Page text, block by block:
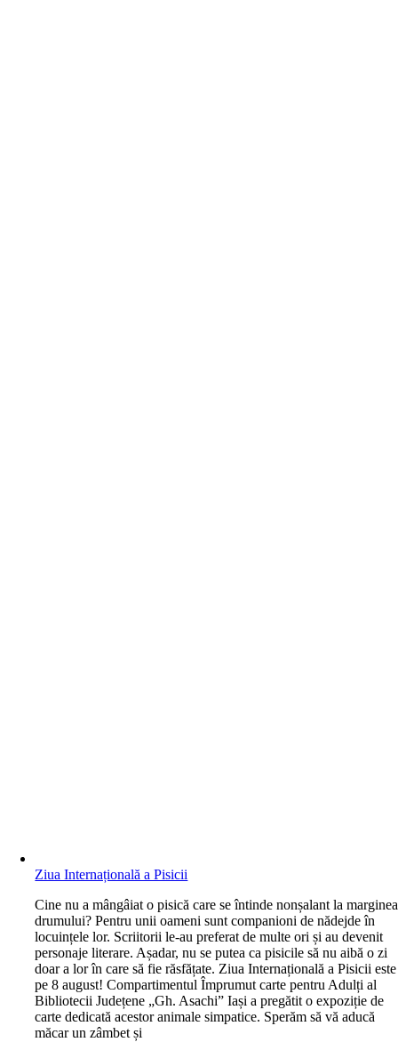
Ziua Internațională a Pisicii
Cine nu a mângâiat o pisică care se întinde nonșalant la marginea
drumului? Pentru unii oameni sunt companioni de nădejde în
locuințele lor. Scriitorii le-au preferat de multe ori și au devenit
personaje literare. Așadar, nu se putea ca pisicile să nu aibă o zi
doar a lor în care să fie răsfățate. Ziua Internațională a Pisicii este
pe 8 august! Compartimentul Împrumut carte pentru Adulți al
Bibliotecii Județene „Gh. Asachi” Iași a pregătit o expoziție de
carte dedicată acestor animale simpatice. Sperăm să vă aducă
măcar un zâmbet și